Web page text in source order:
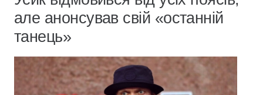
але анонсував свій «останній
танець»